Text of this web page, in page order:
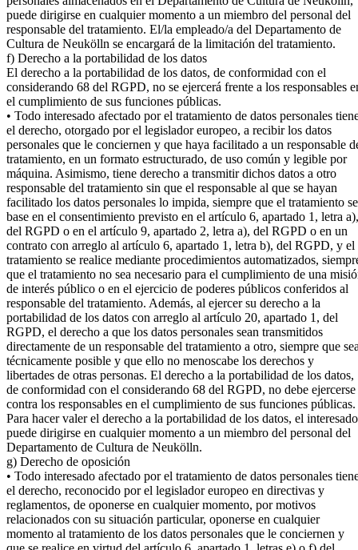
puede dirigirse en cualquier momento a un miembro del personal del
responsable del tratamiento. El/la empleado/a del Departamento de
Cultura de Neukölln se encargará de la limitación del tratamiento.
f) Derecho a la portabilidad de los datos
El derecho a la portabilidad de los datos, de conformidad con el
considerando 68 del RGPD, no se ejercerá frente a los responsables
el cumplimiento de sus funciones públicas.
• Todo interesado afectado por el tratamiento de datos personales
el derecho, otorgado por el legislador europeo, a recibir los datos
personales que le conciernen y que haya facilitado a un responsable
tratamiento, en un formato estructurado, de uso común y legible por
máquina. Asimismo, tiene derecho a transmitir dichos datos a otro
responsable del tratamiento sin que el responsable al que se hayan
facilitado los datos personales lo impida, siempre que el tratamiento se
base en el consentimiento previsto en el artículo 6, apartado 1, letra a),
del RGPD o en el artículo 9, apartado 2, letra a), del RGPD o en un
contrato con arreglo al artículo 6, apartado 1, letra b), del RGPD, y el
tratamiento se realice mediante procedimientos automatizados,
que el tratamiento no sea necesario para el cumplimiento de una
de interés público o en el ejercicio de poderes públicos conferidos al
responsable del tratamiento. Además, al ejercer su derecho a la
portabilidad de los datos con arreglo al artículo 20, apartado 1, del
RGPD, el derecho a que los datos personales sean transmitidos
directamente de un responsable del tratamiento a otro, siempre que
técnicamente posible y que ello no menoscabe los derechos y
libertades de otras personas. El derecho a la portabilidad de los datos,
de conformidad con el considerando 68 del RGPD, no debe ejercerse
contra los responsables en el cumplimiento de sus funciones públicas.
Para hacer valer el derecho a la portabilidad de los datos, el interesado
puede dirigirse en cualquier momento a un miembro del personal del
Departamento de Cultura de Neukölln.
g) Derecho de oposición
• Todo interesado afectado por el tratamiento de datos personales
el derecho, reconocido por el legislador europeo en directivas y
reglamentos, de oponerse en cualquier momento, por motivos
relacionados con su situación particular, oponerse en cualquier
momento al tratamiento de los datos personales que le conciernen y